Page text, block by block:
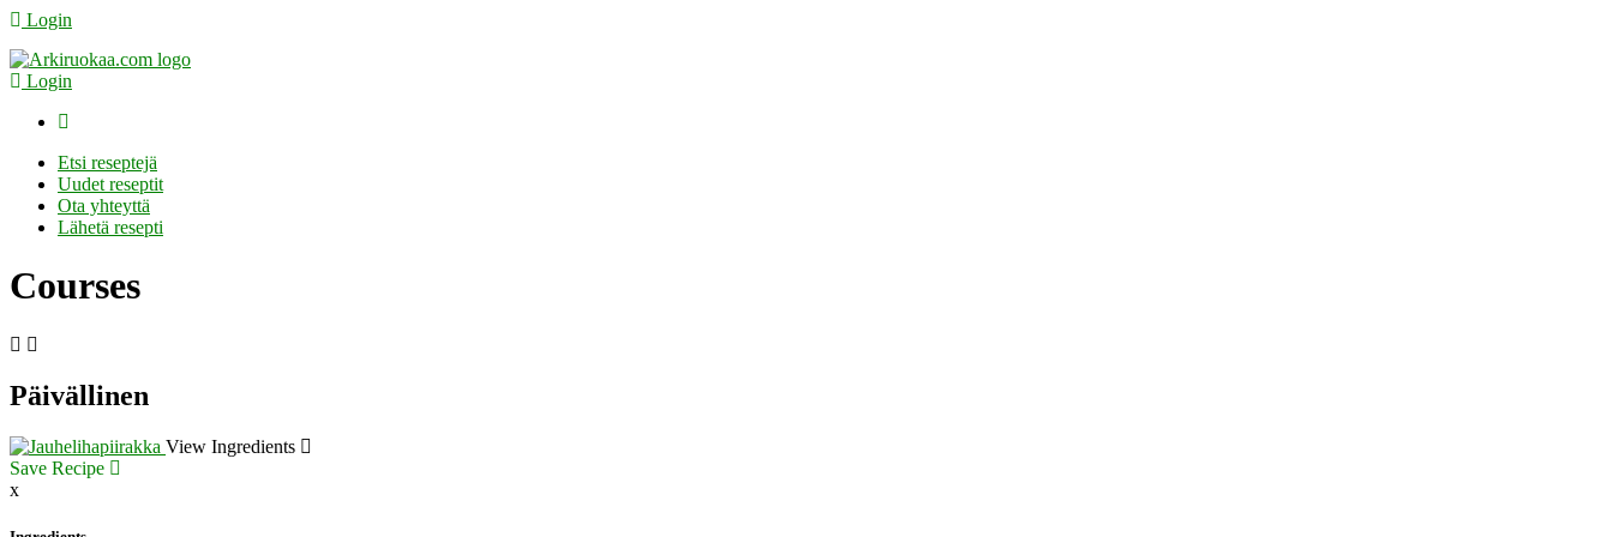
Login
Login
Etsi reseptejä
Uudet reseptit
Ota yhteyttä
Lähetä resepti
Courses
Päivällinen
View Ingredients
Save Recipe
x